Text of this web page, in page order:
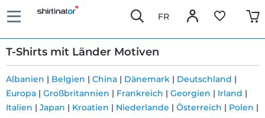
FR
T-Shirts mit Länder Motiven
Schnelle
Albanien | Belgien | China | Dänemark | Deutschland |
Europa | Großbritannien | Frankreich | Georgien | Irland |
Italien | Japan | Kroatien | Niederlande | Österreich | Polen |